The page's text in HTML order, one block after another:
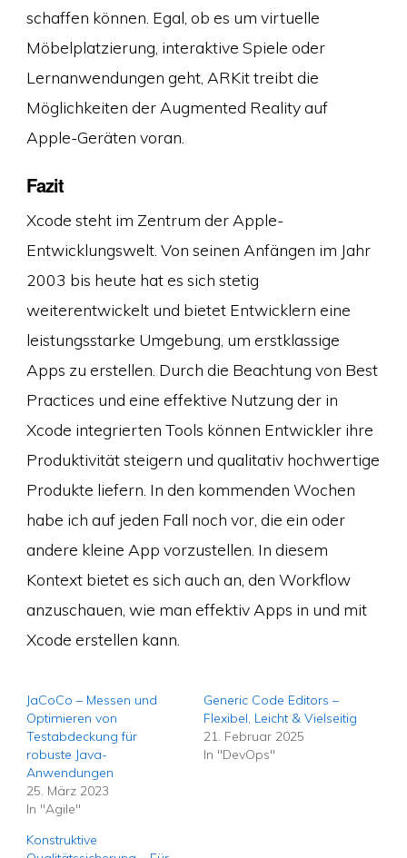
schaffen können. Egal, ob es um virtuelle
Möbelplatzierung, interaktive Spiele oder
Lernanwendungen geht, ARKit treibt die
Möglichkeiten der Augmented Reality auf
Apple-Geräten voran.
Fazit
Xcode steht im Zentrum der Apple-
Entwicklungswelt. Von seinen Anfängen im Jahr
2003 bis heute hat es sich stetig
weiterentwickelt und bietet Entwicklern eine
leistungsstarke Umgebung, um erstklassige
Apps zu erstellen. Durch die Beachtung von Best
Practices und eine effektive Nutzung der in
Xcode integrierten Tools können Entwickler ihre
Produktivität steigern und qualitativ hochwertige
Produkte liefern. In den kommenden Wochen
habe ich auf jeden Fall noch vor, die ein oder
andere kleine App vorzustellen. In diesem
Kontext bietet es sich auch an, den Workflow
anzuschauen, wie man effektiv Apps in und mit
Xcode erstellen kann.
JaCoCo – Messen und
Optimieren von
Testabdeckung für
robuste Java-
Anwendungen
25. März 2023
In "Agile"
Generic Code Editors –
Flexibel, Leicht & Vielseitig
21. Februar 2025
In "DevOps"
Konstruktive